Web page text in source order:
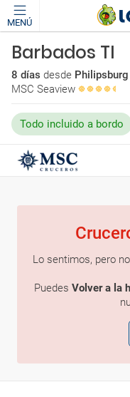
MENÚ
Barbados TI
8 días desde
MSC Seaview
Todo incluido a bordo
Lo sentimos, pero
Puedes Volver a la